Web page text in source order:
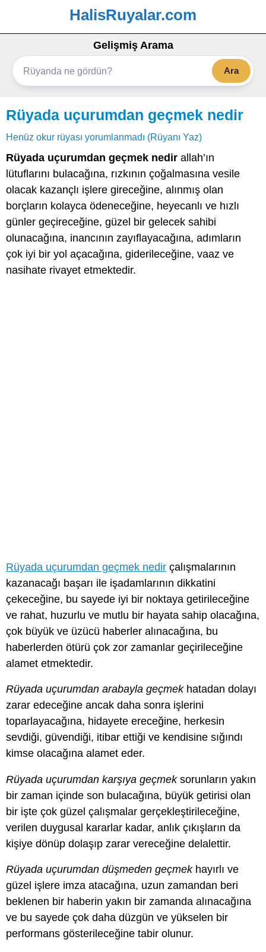
HalisRuyalar.com
Gelişmiş Arama
Ara
Rüyada uçurumdan geçmek nedir
Henüz okur rüyası yorumlanmadı (Rüyanı Yaz)
Rüyada uçurumdan geçmek nedir allah’ın
lütuflarını bulacağına, rızkının çoğalmasına vesile
olacak kazançlı işlere gireceğine, alınmış olan
borçların kolayca ödeneceğine, heyecanlı ve hızlı
günler geçireceğine, güzel bir gelecek sahibi
olunacağına, inancının zayıflayacağına, adımların
çok iyi bir yol açacağına, giderileceğine, vaaz ve
nasihate rivayet etmektedir.
Rüyada uçurumdan geçmek nedir çalışmalarının
kazanacağı başarı ile işadamlarının dikkatini
çekeceğine, bu sayede iyi bir noktaya getirileceğine
ve rahat, huzurlu ve mutlu bir hayata sahip olacağına,
çok büyük ve üzücü haberler alınacağına, bu
haberlerden ötürü çok zor zamanlar geçirileceğine
alamet etmektedir.
Rüyada uçurumdan arabayla geçmekhatadan dolayı
zarar edeceğine ancak daha sonra işlerini
toparlayacağına, hidayete ereceğine, herkesin
sevdiği, güvendiği, itibar ettiği ve kendisine sığındı
kimse olacağına alamet eder.
Rüyada uçurumdan karşıya geçmeksorunların yakın
bir zaman içinde son bulacağına, büyük getirisi olan
bir işte çok güzel çalışmalar gerçekleştirileceğine,
verilen duygusal kararlar kadar, anlık çıkışların da
kişiye dönüp dolaşıp zarar vereceğine delalettir.
Rüyada uçurumdan düşmeden geçmekhayırlı ve
güzel işlere imza atacağına, uzun zamandan beri
beklenen bir haberin yakın bir zamanda alınacağına
ve bu sayede çok daha düzgün ve yükselen bir
performans gösterileceğine tabir olunur.